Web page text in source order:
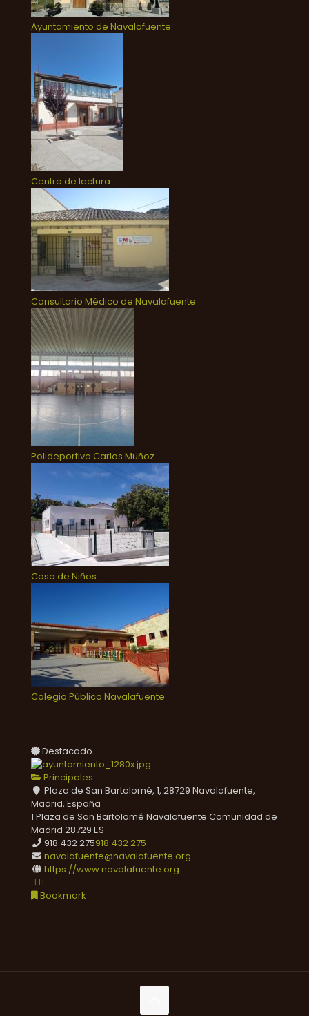
Ayuntamiento de Navalafuente
Centro de lectura
Consultorio Médico de Navalafuente
Polideportivo Carlos Muñoz
Casa de Niños
Colegio Público Navalafuente
Destacado
Principales
Plaza de San Bartolomé, 1, 28729 Navalafuente,
Madrid, España
1 Plaza de San Bartolomé Navalafuente Comunidad de
Madrid 28729 ES
918 432 275918 432 275
navalafuente@navalafuente.org
https://www.navalafuente.org
Bookmark